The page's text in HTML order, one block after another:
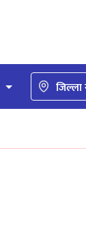
जिल्ला